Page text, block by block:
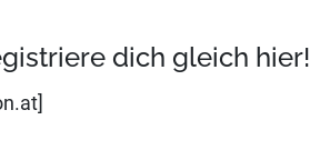
dich gleich hier!